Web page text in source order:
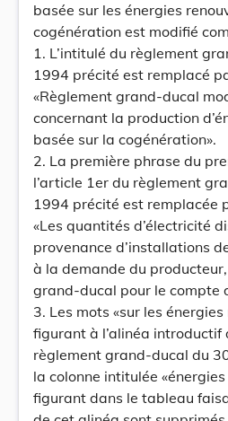
basée sur les énergies
cogénération est modifié
1. L’intitulé du règlement
1994 précité est remplacé
«Règlement grand-ducal
concernant la production
basée sur la cogénération».
2. La première phrase du
l’article 1er du règlement
1994 précité est remplacée
«Les quantités d’électricité
provenance d’installations
à la demande du
grand-ducal pour le compte
3. Les mots «sur les
figurant à l’alinéa introductif
règlement grand-ducal du
la colonne intitulée
figurant dans le tableau